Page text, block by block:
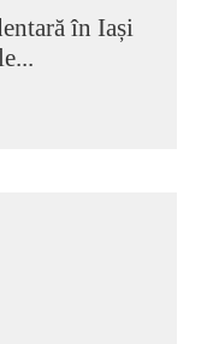
în Iași